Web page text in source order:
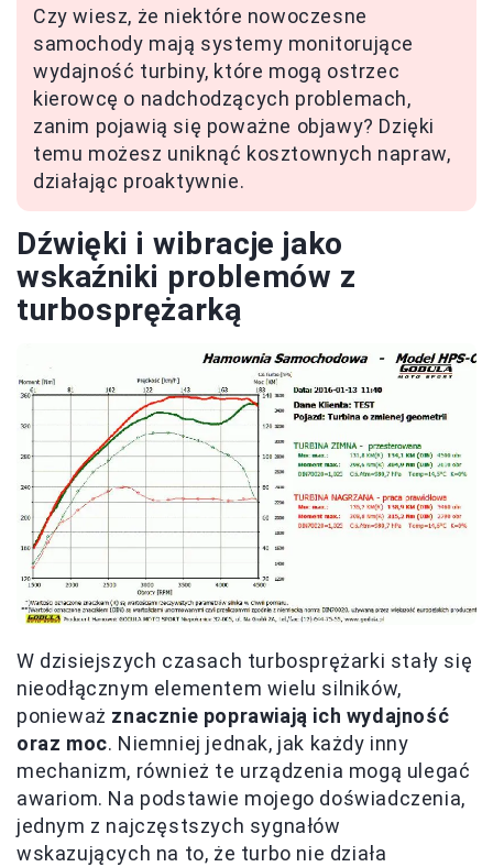
Czy wiesz, że niektóre nowoczesne
samochody mają systemy monitorujące
wydajność turbiny, które mogą ostrzec
kierowcę o nadchodzących problemach,
zanim pojawią się poważne objawy? Dzięki
temu możesz uniknąć kosztownych napraw,
działając proaktywnie.
Dźwięki i wibracje jako
wskaźniki problemów z
turbosprężarką
W dzisiejszych czasach turbosprężarki stały się
nieodłącznym elementem wielu silników,
ponieważ znacznie poprawiają ich wydajność
oraz moc. Niemniej jednak, jak każdy inny
mechanizm, również te urządzenia mogą ulegać
awariom. Na podstawie mojego doświadczenia,
jednym z najczęstszych sygnałów
wskazujących na to, że turbo nie działa